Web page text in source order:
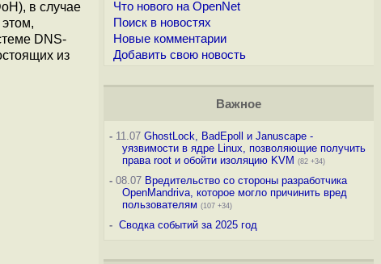
в случае
DNS-
из
Что нового на OpenNet
Поиск в новостях
Новые комментарии
Добавить свою новость
Важное
-11.07 GhostLock, BadEpoll и Januscape -
уязвимости в ядре Linux, позволяющие получить
права root и обойти изоляцию KVM (82 +34)
-08.07 Вредительство со стороны разработчика
OpenMandriva, которое могло причинить вред
пользователям (107 +34)
- Сводка событий за 2025 год